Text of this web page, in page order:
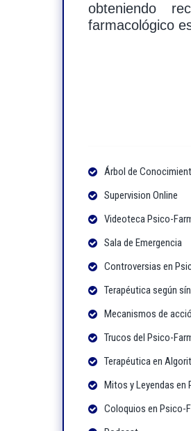
obteniendo
farmacológico
Árbol de
Supervision Online
Videoteca Psico-
Sala de Emergencia
Controversias en
Terapéutica según
Mecanismos de
Trucos del Psico-
Terapéutica en
Mitos y Leyendas en
Coloquios en Psico-